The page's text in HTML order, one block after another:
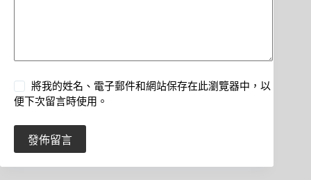
將我的姓名、電子郵件和網站保存在此瀏覽器中，以
便下次留言時使用。
發佈留言